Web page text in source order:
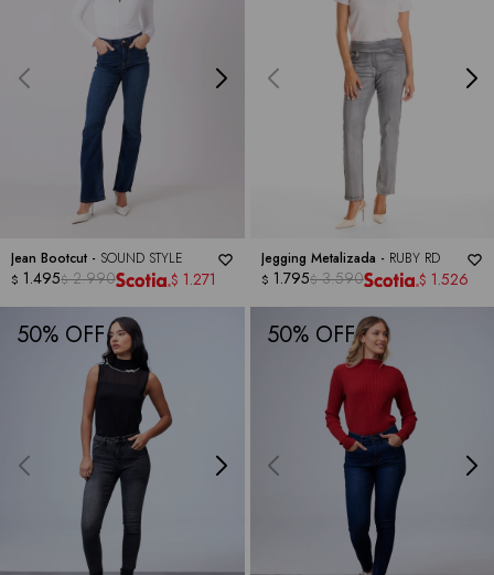
Jean Bootcut - SOUND STYLE
$ 1.495$ 2.990 $ 1.271
Jegging Metalizada - RUBY RD
$ 1.795$ 3.590 $ 1.526
50 50